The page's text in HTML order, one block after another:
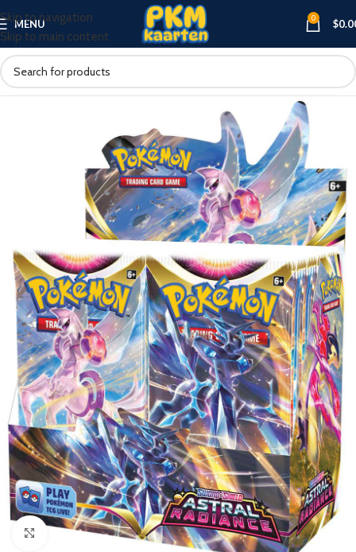
Skip to navigation
Skip to main content
MENU 0 $
Click to enlarge